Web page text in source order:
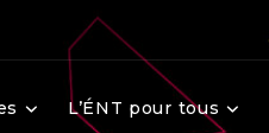
L’ÉNT pour tous